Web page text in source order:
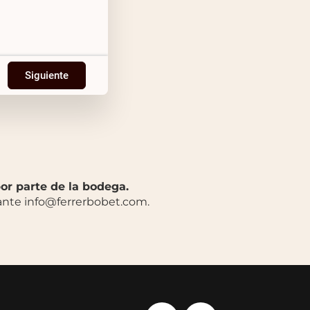
Siguiente
parte de la bodega.
info@ferrerbobet.com.